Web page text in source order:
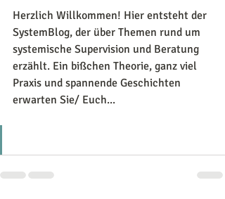
Herzlich Willkommen! Hier entsteht der
SystemBlog, der über Themen rund um
systemische Supervision und Beratung
erzählt. Ein bißchen Theorie, ganz viel
Praxis und spannende Geschichten
erwarten Sie/ Euch...